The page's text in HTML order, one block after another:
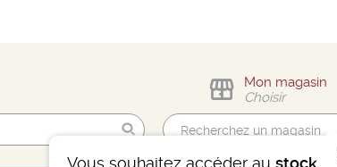
Trouvez-moi !
Mon magasin
Choisir
Vous souhaitez accéder au stock